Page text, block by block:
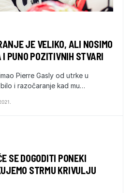
JE VELIKO, ALI NOSIMO
I PUNO POZITIVNIH STVARI
Pierre Gasly od utrke u
i razočaranje kad mu…
SE DOGODITI PONEKI
STRMU KRIVULJU